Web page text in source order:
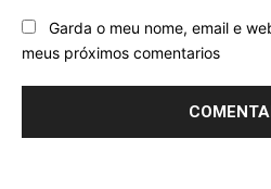
Garda o meu nome, email e
meus próximos comentarios